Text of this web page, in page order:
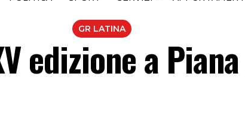
GR LATINA
edizione a